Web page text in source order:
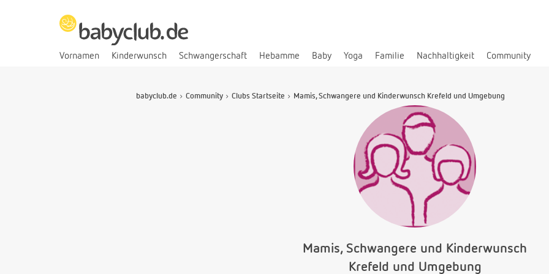
Vornamen Kinderwunsch Schwangerschaft Hebamme Baby Yoga Familie Nachhaltigkeit Community
babyclub.de Community Clubs Startseite Mamis, Schwangere und Kinderwunsch Krefeld und Umgebung
Mamis, Schwangere und Kinderwunsch
Krefeld und Umgebung